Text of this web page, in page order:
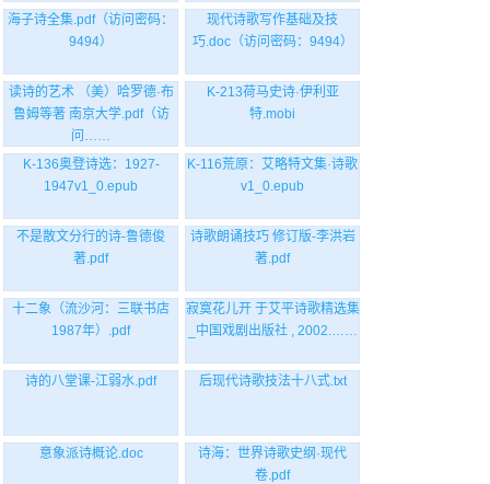
海子诗全集.pdf（访问密码：
9494）
现代诗歌写作基础及技
巧.doc（访问密码：9494）
读诗的艺术 （美）哈罗德·布
鲁姆等著 南京大学.pdf（访
问……
K-213荷马史诗·伊利亚
特.mobi
K-136奥登诗选：1927-
1947v1_0.epub
K-116荒原：艾略特文集·诗歌
v1_0.epub
不是散文分行的诗-鲁德俊
著.pdf
诗歌朗诵技巧 修订版-李洪岩
著.pdf
十二象（流沙河：三联书店
1987年）.pdf
寂寞花儿开 于艾平诗歌精选集
_中国戏剧出版社 , 2002.……
诗的八堂课-江弱水.pdf 后现代诗歌技法十八式.txt
意象派诗概论.doc
诗海：世界诗歌史纲·现代
卷.pdf